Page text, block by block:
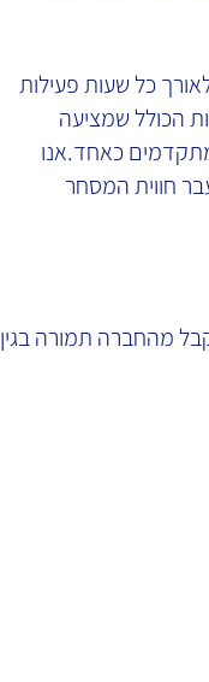
כל שעות פעילות
הכולל שמציעה
כאחד. אנו
חווית המסחר
מהחברה תמורה בגין